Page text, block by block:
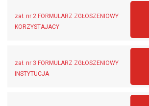
zał. nr 2 FORMULARZ ZGŁOSZENIOWY
KORZYSTAJACY
zał. nr 3 FORMULARZ ZGŁOSZENIOWY
INSTYTUCJA